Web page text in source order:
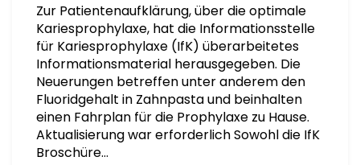
Zur Patientenaufklärung, über die optimale
Kariesprophylaxe, hat die Informationsstelle
für Kariesprophylaxe (IfK) überarbeitetes
Informationsmaterial herausgegeben. Die
Neuerungen betreffen unter anderem den
Fluoridgehalt in Zahnpasta und beinhalten
einen Fahrplan für die Prophylaxe zu Hause.
Aktualisierung war erforderlich Sowohl die IfK
Broschüre…